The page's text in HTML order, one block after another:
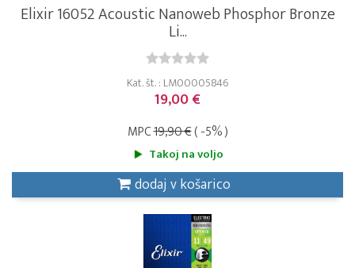
Elixir 16052 Acoustic Nanoweb Phosphor Bronze
Li...
Kat. št. : LM00005846
19,00 €
MPC19,90 €( -5% )
Takoj na voljo
dodaj v košarico